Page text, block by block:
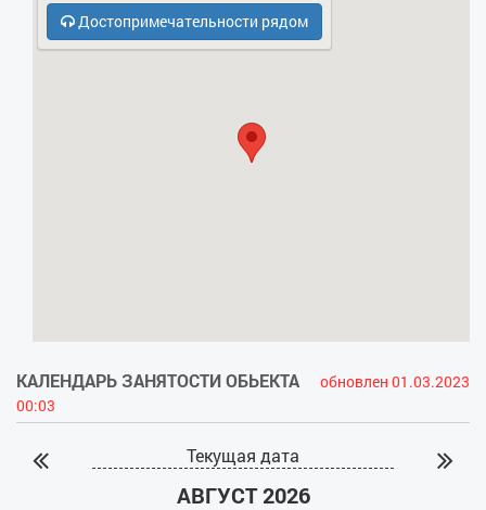
- Охрана, консьерж
Достопримечательности рядом
КАЛЕНДАРЬ ЗАНЯТОСТИ ОБЬЕКТА
обновлен 01.03.2023
00:03
Текущая дата
АВГУСТ 2026